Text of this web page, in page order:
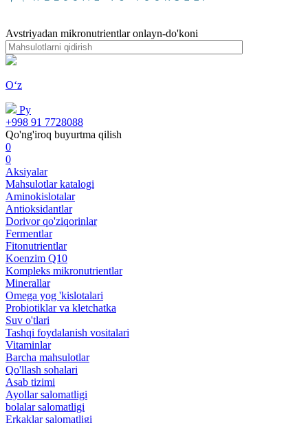
Avstriyadan mikronutrientlar onlayn-do'koni
Oʻz
Ру
+998 91 7728088
Qo'ng'iroq buyurtma qilish
0
0
Aksiyalar
Mahsulotlar katalogi
Aminokislotalar
Antioksidantlar
Dorivor qo'ziqorinlar
Fermentlar
Fitonutrientlar
Koenzim Q10
Kompleks mikronutrientlar
Minerallar
Omega yog 'kislotalari
Probiotiklar va kletchatka
Suv o'tlari
Tashqi foydalanish vositalari
Vitaminlar
Barcha mahsulotlar
Qo'llash sohalari
Asab tizimi
Ayollar salomatligi
bolalar salomatligi
Erkaklar salomatligi